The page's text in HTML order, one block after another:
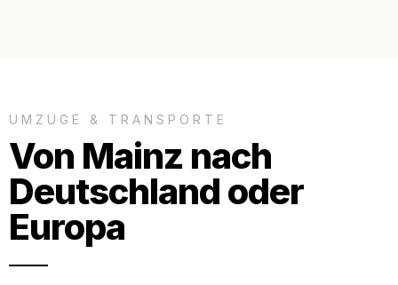
UMZÜGE & TRANSPORTE
Von Mainz nach
Deutschland oder
Europa